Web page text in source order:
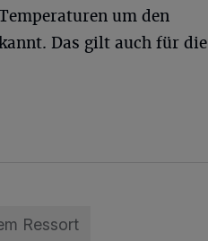
um den
Das gilt auch für die
Ressort